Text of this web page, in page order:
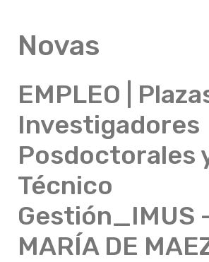
Novas
EMPLEO |
Investigadores
Posdoctorales
Técnico
Gestión_IMUS
MARÍA DE